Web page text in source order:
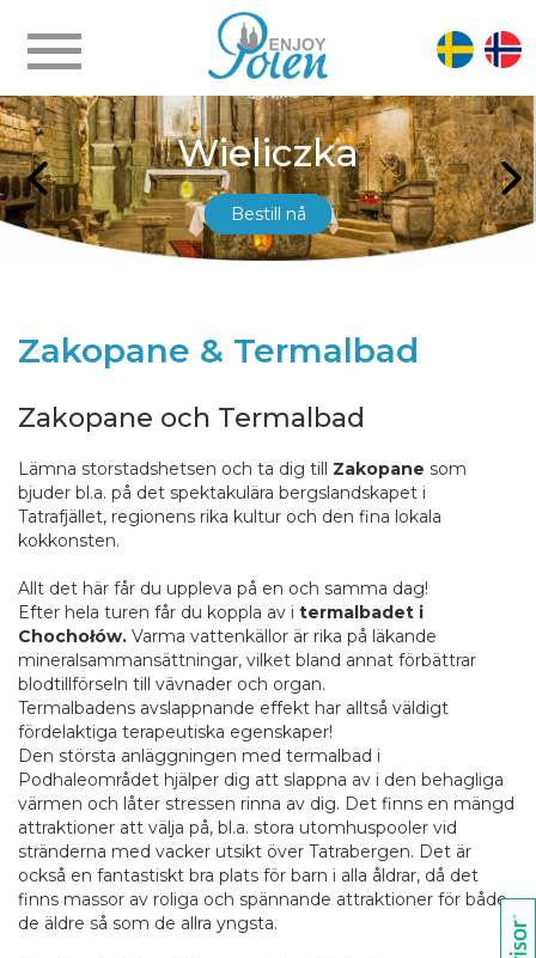
Wieliczka
Bestill nå
Zakopane & Termalbad
Zakopane och Termalbad
Lämna storstadshetsen och ta dig till Zakopane som
bjuder bl.a. på det spektakulära bergslandskapet i
Tatrafjället, regionens rika kultur och den fina lokala
kokkonsten.
Allt det här får du uppleva på en och samma dag!
Efter hela turen får du koppla av i termalbadet i
Chochołów. Varma vattenkällor är rika på läkande
mineralsammansättningar, vilket bland annat förbättrar
blodtillförseln till vävnader och organ.
Termalbadens avslappnande effekt har alltså väldigt
fördelaktiga terapeutiska egenskaper!
Den största anläggningen med termalbad i
Podhaleområdet hjälper dig att slappna av i den behagliga
värmen och låter stressen rinna av dig. Det finns en mängd
attraktioner att välja på, bl.a. stora utomhuspooler vid
stränderna med vacker utsikt över Tatrabergen. Det är
också en fantastiskt bra plats för barn i alla åldrar, då det
finns massor av roliga och spännande attraktioner för både
de äldre så som de allra yngsta.